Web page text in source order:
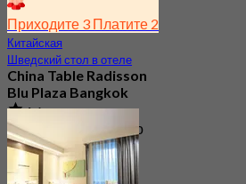
Приходите 3 Платите 2
Китайская
Шведский стол в отеле
China Table Radisson
Blu Plaza Bangkok
4.6
4.5K Забронировано
От฿ 392